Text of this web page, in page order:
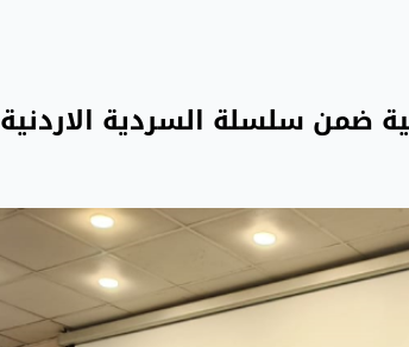
ضمن سلسلة السردية الاردنية